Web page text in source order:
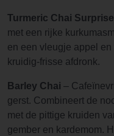
Turmeric Chai Surprise
met een rijke
en een vleugje appel
kruidig-frisse afdronk.
Barley Chai –
gerst. Combineert de
met de pittige kruiden
gember en kardemom.